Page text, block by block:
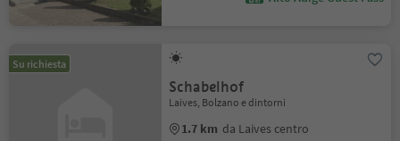
Su richiesta
Schabelhof
Laives, Bolzano e dintorni
1.7 km da Laives centro